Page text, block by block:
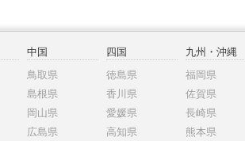
中国
鳥取県
島根県
岡山県
広島県
四国
徳島県
香川県
愛媛県
高知県
九州・沖縄
福岡県
佐賀県
長崎県
熊本県